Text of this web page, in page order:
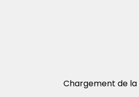
Chargement de la